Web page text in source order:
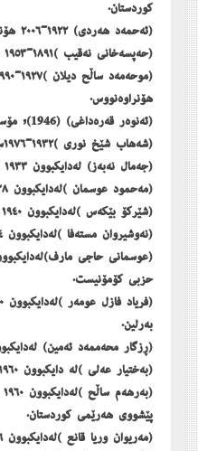
کوردستان.
(ئەحمەد ھەردی) ١٩٢٢-٢٠٠٦ ھۆنراوەنووس.
(حەپسەخانی نەقیب )١٨٩١-١٩٥٣ سیاسەتمەدار و خێرخواز.
ھۆنراوەنووس.
(ئەنوەر قەرەداغی) (1946), مۆسیقاژەن و ئاواز دانەرێکی دیار .
(شەھاب شێخ نوری )١٩٣٢-١٩٧٦سیاسەتمەداری کورد لە عێراق.
(جەمال نەبەز) لەدایکبوون ١٩٣٣ زمانناس.
(مەحمود عوسمان )لەدایکبوون ١٩٣٨ سیاسەتمەدار.
(شێرکۆ بێکەس )لەدایکبوون ١٩٤٠ ھۆنراوەنووسی سەردەم.
(نەوشیروان مستەفا )لەدایکبوون ١٩٤٤ سیاسەتمەدار.
حزبی کۆمۆنیست.
بەرلین.
(ڕزگار محەممەد ئه‌مین) لەدایکبوون ١٩٥٨
(بەختیار عەلی )له‌ دایكبوون ١٩٦٠ ڕۆمان نووس و ڕووناکبیر.
پێشووی ھەرێمی کوردستان.
(مەریوان وریا قانع )لەدایکبوون ١٩٦٦ ڕووناکبیر.